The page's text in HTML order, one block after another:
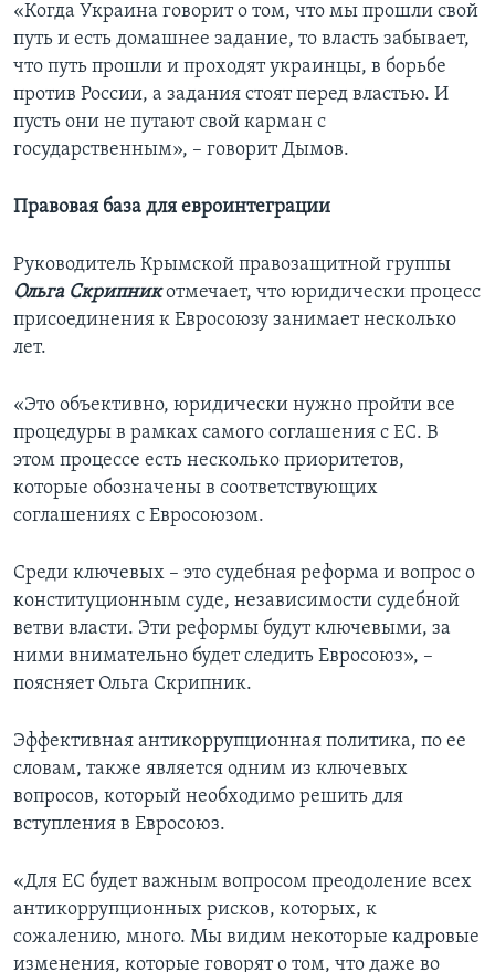
«Когда Украина говорит о том, что мы прошли свой
путь и есть домашнее задание, то власть забывает,
что путь прошли и проходят украинцы, в борьбе
против России, а задания стоят перед властью. И
пусть они не путают свой карман с
государственным», – говорит Дымов.
Правовая база для евроинтеграции
Руководитель Крымской правозащитной группы
Ольга Скрипникотмечает, что юридически процесс
присоединения к Евросоюзу занимает несколько
лет.
«Это объективно, юридически нужно пройти все
процедуры в рамках самого соглашения с ЕС. В
этом процессе есть несколько приоритетов,
которые обозначены в соответствующих
соглашениях c Евросоюзом.
Среди ключевых – это судебная реформа и вопрос о
конституционным суде, независимости судебной
ветви власти. Эти реформы будут ключевыми, за
ними внимательно будет следить Евросоюз», –
поясняет Ольга Скрипник.
Эффективная антикоррупционная политика, по ее
словам, также является одним из ключевых
вопросов, который необходимо решить для
вступления в Евросоюз.
«Для ЕС будет важным вопросом преодоление всех
антикоррупционных рисков, которых, к
сожалению, много. Мы видим некоторые кадровые
изменения, которые говорят о том, что даже во